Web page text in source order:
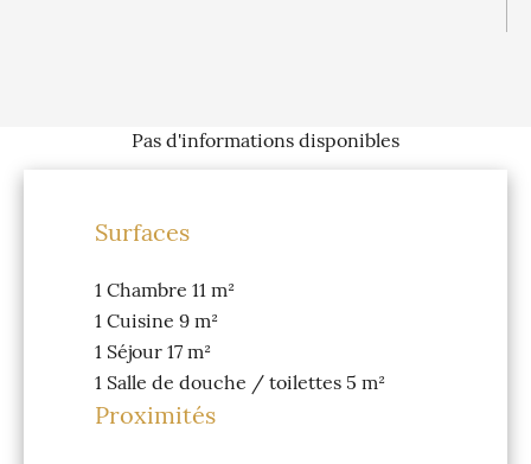
Pas d'informations disponibles
Surfaces
1 Chambre 11 m²
1 Cuisine 9 m²
1 Séjour 17 m²
1 Salle de douche / toilettes 5 m²
Proximités